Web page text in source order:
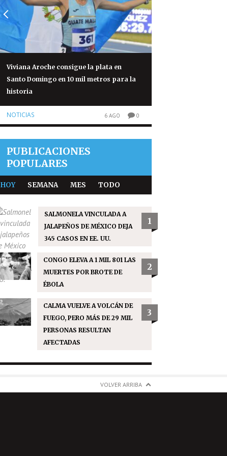
Viviana Aroche consigue la plata en
Santo Domingo en 10 mil metros para la
historia
NOTICIAS 6 AGO 0
PUBLICACIONES
POPULARES
HOY SEMANA MES TODO
SALMONELA VINCULADA A
JALAPEÑOS DE MÉXICO DEJA
345 CASOS EN EE. UU.
1
CONGO ELEVA A 1 MIL 801 LAS
MUERTES POR BROTE DE
ÉBOLA
2
CALMA VUELVE A VOLCÁN DE
FUEGO, PERO MÁS DE 29 MIL
PERSONAS RESULTAN
AFECTADAS
3
VOLVER ARRIBA